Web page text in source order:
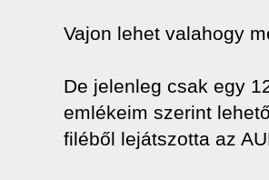
Vajon lehet valahogy
De jelenleg csak egy
emlékeim szerint
filéből lejátszotta az